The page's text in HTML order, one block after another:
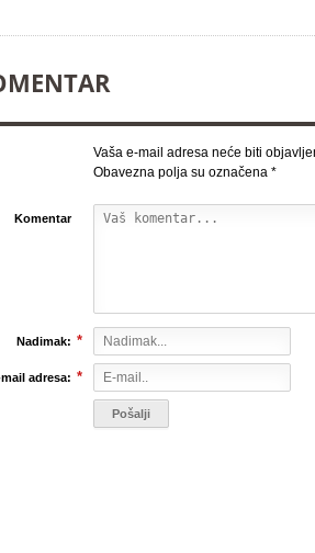
Vaša e-mail adresa neće biti
Obavezna polja su označena *
Komentar
Nadimak: *
adresa: *